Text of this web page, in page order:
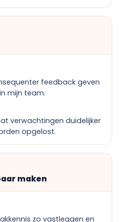
feedback geven
mijn team.
verwachtingen duidelijker
opgelost.
maken
zo vastleggen en